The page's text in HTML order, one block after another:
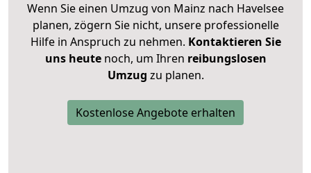
Wenn Sie einen Umzug von Mainz nach Havelsee
planen, zögern Sie nicht, unsere professionelle
Hilfe in Anspruch zu nehmen. Kontaktieren Sie
uns heutenoch, um Ihren reibungslosen
Umzug zu planen.
Kostenlose Angebote erhalten